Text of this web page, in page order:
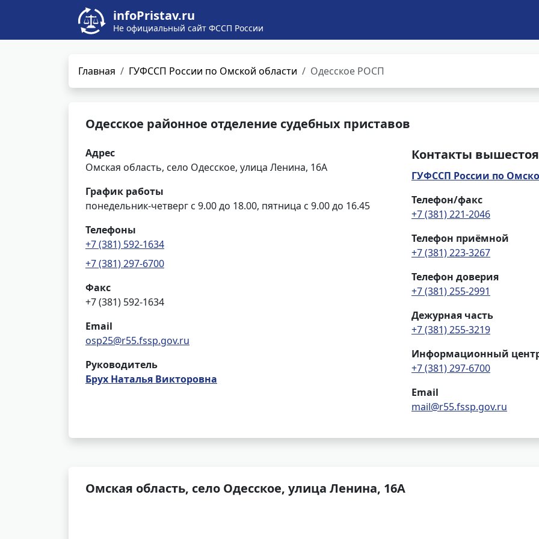
infoPristav.ru
Не официальный сайт ФССП России
Главная ГУФССП России по Омской области Одесское РОСП
Одесское районное отделение судебных приставов
Адрес
Омская область, село Одесское, улица Ленина, 16А
График работы
понедельник-четверг с 9.00 до 18.00, пятница с 9.00 до 16.45
Телефоны
+7 (381) 592-1634
+7 (381) 297-6700
Факс
+7 (381) 592-1634
Email
osp25@r55.fssp.gov.ru
Руководитель
Брух Наталья Викторовна
Контакты
ГУФССП России по
Телефон/факс
+7 (381) 221-2046
Телефон приёмной
+7 (381) 223-3267
Телефон доверия
+7 (381) 255-2991
Дежурная часть
+7 (381) 255-3219
Информационный
+7 (381) 297-6700
Email
mail@r55.fssp.gov.ru
Омская область, село Одесское, улица Ленина, 16А